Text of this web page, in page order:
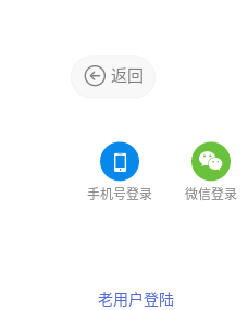
返回
手机号登录 微信登录
老用户登陆